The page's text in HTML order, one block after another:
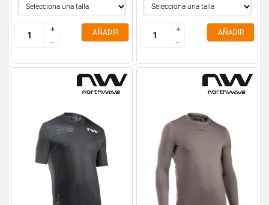
+
-
+
-
AÑADIR
+
-
+
-
AÑADIR